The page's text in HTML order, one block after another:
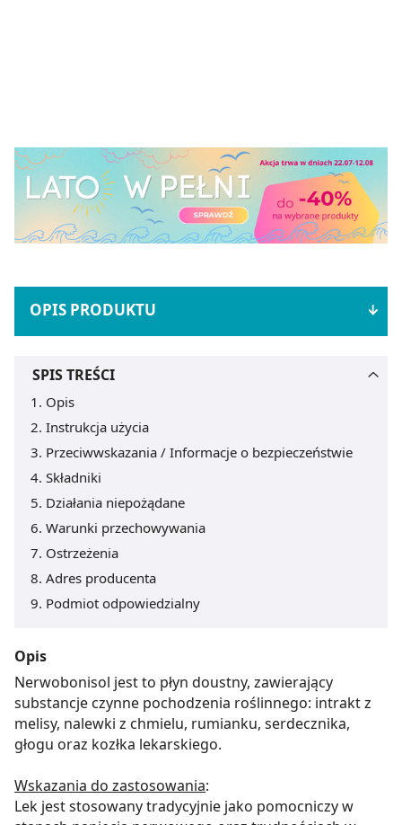
OPIS PRODUKTU
SPIS TREŚCI
Opis
Instrukcja użycia
Przeciwwskazania / Informacje o bezpieczeństwie
Składniki
Działania niepożądane
Warunki przechowywania
Ostrzeżenia
Adres producenta
Podmiot odpowiedzialny
Opis
Nerwobonisol jest to płyn doustny, zawierający
substancje czynne pochodzenia roślinnego: intrakt z
melisy, nalewki z chmielu, rumianku, serdecznika,
głogu oraz kozłka lekarskiego.
Wskazania do zastosowania:
Lek jest stosowany tradycyjnie jako pomocniczy w